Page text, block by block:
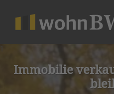
Immobilie